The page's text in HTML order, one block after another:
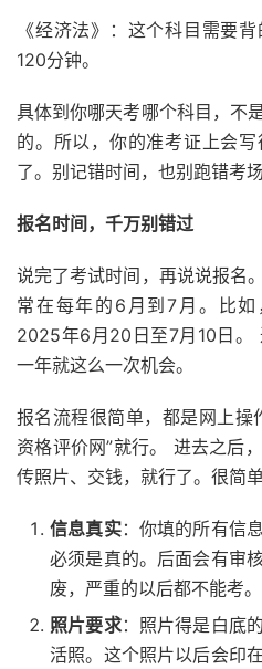
《经济法》：这个科目需要
120分钟。
具体到你哪天考哪个科目，不
的。所以，你的准考证上会
了。别记错时间，也别跑错考场
报名时间，千万别错过
说完了考试时间，再说说报名
常在每年的6月到7月。比
2025年6月20日至7月10日。
一年就这么一次机会。
报名流程很简单，都是网上操
资格评价网”就行。 进去之后
传照片、交钱，就行了。很简
信息真实：你填的所有信
必须是真的。后面会有审
废，严重的以后都不能考。
照片要求：照片得是白底
活照。这个照片以后会印